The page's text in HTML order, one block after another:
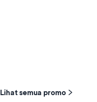
Lihat semua promo